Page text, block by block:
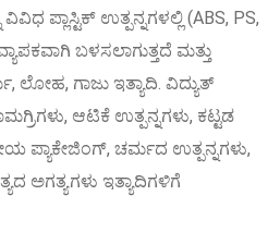
ಪ್ಲಾಸ್ಟಿಕ್ ಉತ್ಪನ್ನಗಳಲ್ಲಿ (ABS, PS,
ಬಳಸಲಾಗುತ್ತದೆ ಮತ್ತು
ಲೋಹ, ಗಾಜು ಇತ್ಯಾದಿ. ವಿದ್ಯುತ್
ಆಟಿಕೆ ಉತ್ಪನ್ನಗಳು, ಕಟ್ಟಡ
ಪ್ಯಾಕೇಜಿಂಗ್, ಚರ್ಮದ ಉತ್ಪನ್ನಗಳು,
ಅಗತ್ಯಗಳು ಇತ್ಯಾದಿಗಳಿಗೆ